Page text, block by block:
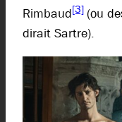
Rimbaud[3] (ou
dirait Sartre).